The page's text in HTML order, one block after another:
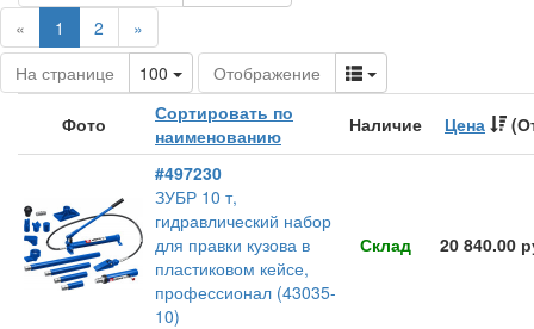
«
1 (current)
2
»
На странице
100 Toggle Dropdown
Отображение Toggle Dropdown
Фото
Сортировать по
наименованию
Наличие Цена
#497230
ЗУБР 10 т,
гидравлический набор
для правки кузова в
пластиковом кейсе,
профессионал (43035-
10)
Склад 20 840.00